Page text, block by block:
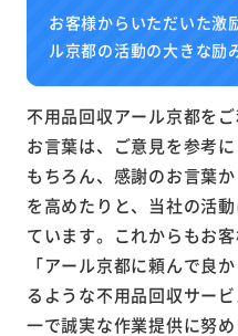
お客様からいただいた激
ル京都の活動の大きな励
不用品回収アール京都を
お言葉は、ご意見を参考
もちろん、感謝のお言葉
を高めたりと、当社の活
ています。これからもお
「アール京都に頼んで良
るような不用品回収サー
一で誠実な作業提供に努め